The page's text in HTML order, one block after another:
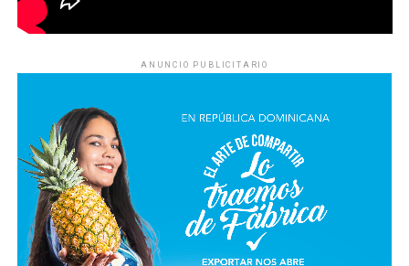
ANUNCIO PUBLICITARIO